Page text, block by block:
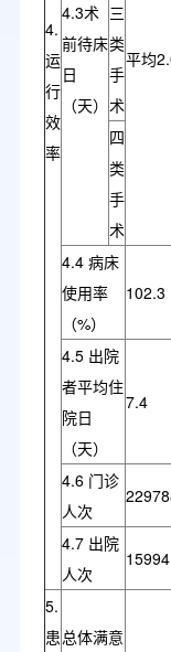
4.
运
行
效
率
4.3术
前待床
日
（天）
平均
三
类
手
术
四
类
手
术
4.4 病床
使用率
（%）
102.3
4.5 出院
者平均住
院日
（天）
7.4
4.6 门诊
人次
4.7 出院
人次
15994
5.
患总体满意